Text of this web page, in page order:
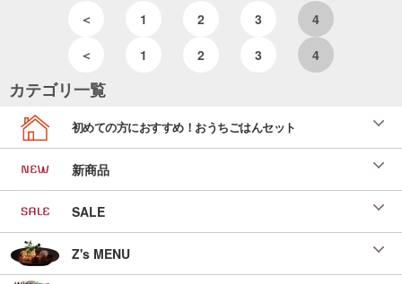
＜ 1 2 3
4
＜
1 2 3 4
カテゴリ一覧
初めての方におすすめ！おうちごはんセット
新商品
SALE
Z's MENU